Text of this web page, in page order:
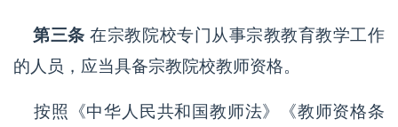
第三条 在宗教院校专门从事宗教教育教学工作
的人员，应当具备宗教院校教师资格。
按照《中华人民共和国教师法》《教师资格条